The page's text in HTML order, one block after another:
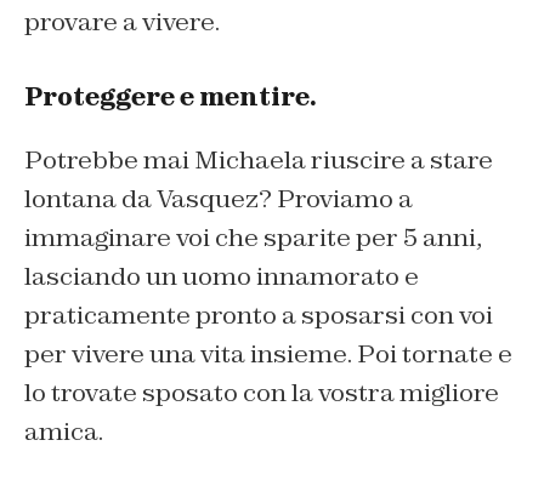
provare a vivere.
Proteggere e mentire.
Potrebbe mai Michaela riuscire a stare
lontana da Vasquez? Proviamo a
immaginare voi che sparite per 5 anni,
lasciando un uomo innamorato e
praticamente pronto a sposarsi con voi
per vivere una vita insieme. Poi tornate e
lo trovate sposato con la vostra migliore
amica.